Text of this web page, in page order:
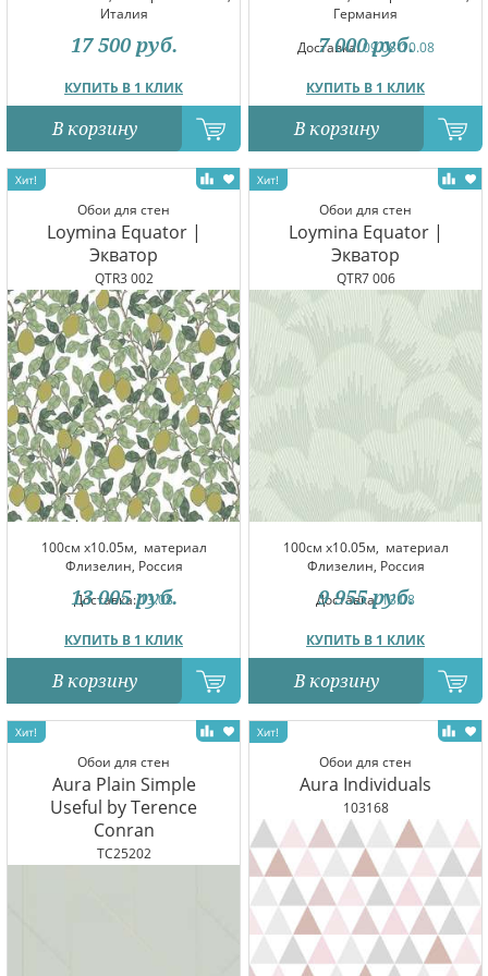
Италия
КУПИТЬ В 1 КЛИК
17 500 руб.
В корзину
Германия
Доставка:09.08-10.08
КУПИТЬ В 1 КЛИК
7 000 руб.
В корзину
Обои для стен
Loymina Equator |
Экватор
QTR3 002
100см x10.05м, материал
Флизелин, Россия
Доставка:13.08
КУПИТЬ В 1 КЛИК
13 005 руб.
В корзину
Обои для стен
Loymina Equator |
Экватор
QTR7 006
100см x10.05м, материал
Флизелин, Россия
Доставка:13.08
КУПИТЬ В 1 КЛИК
9 955 руб.
В корзину
Обои для стен
Aura Plain Simple
Useful by Terence
Conran
TC25202
Обои для стен
Aura Individuals
103168